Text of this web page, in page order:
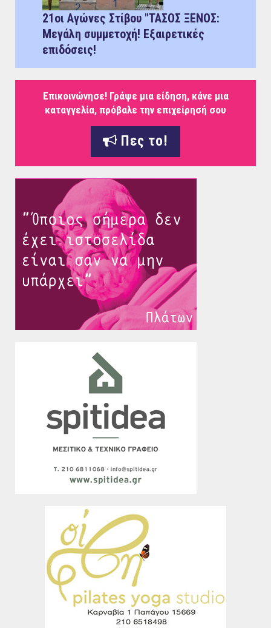
21οι Αγώνες Στίβου "ΤΑΣΟΣ ΞΕΝΟΣ:
Μεγάλη συμμετοχή! Εξαιρετικές
επιδόσεις!
Επικοινώνησε! Γράψε μια είδηση, κάνε μια
καταγγελία, πρόβαλε την επιχείρησή σου
Πες το!